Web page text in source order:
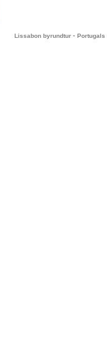
Lissabon byrundtur - Portugals